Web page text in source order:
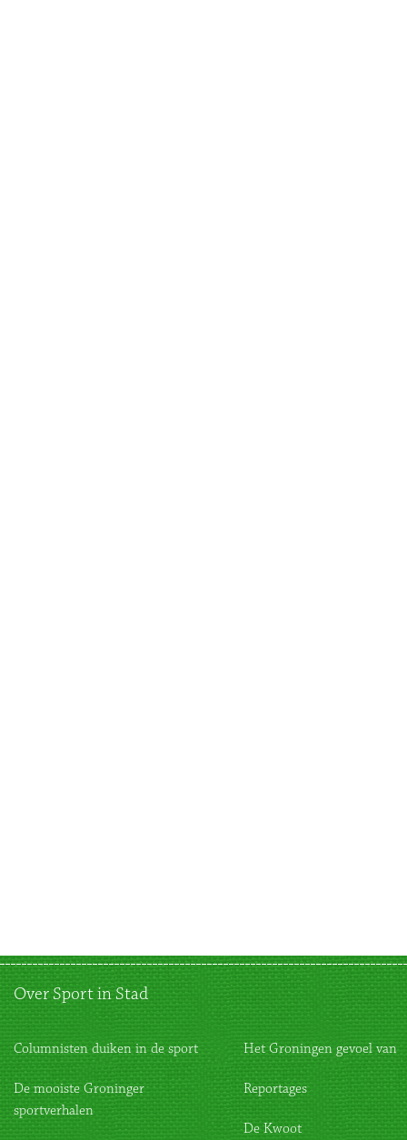
Over Sport in Stad
Columnisten duiken in de sport
De mooiste Groninger
sportverhalen
Het Groningen gevoel van
Reportages
De Kwoot